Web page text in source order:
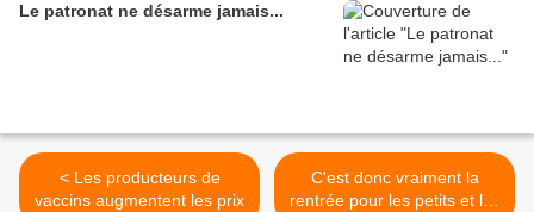
Le patronat ne désarme jamais...
< Les producteurs de
vaccins augmentent les prix
C'est donc vraiment la
rentrée pour les petits et les